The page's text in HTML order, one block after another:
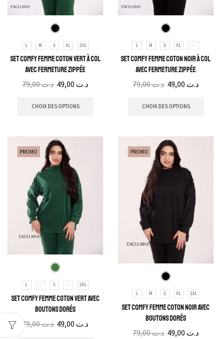
L M S XL 2XL
Set Comfy Femme Coton Vert à col
avec fermeture zippée
د.ت79,00 د.ت
CHOIX DES OPTIONS
L M S XL 2XL
Set Comfy Femme Coton Noir à col
avec fermeture zippée
د.ت79,00 د.ت
CHOIX DES OPTIONS
PROMO
L M S XL 2XL
Set Comfy Femme Coton Vert Avec
Boutons Dorés
د.ت79,00 د.ت
PROMO
L M S XL 2XL
Set Comfy Femme Coton Noir Avec
Boutons Dorés
د.ت79,00 د.ت